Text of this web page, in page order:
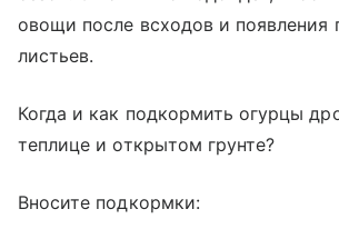
овощи после всходов и появления
листьев.
Когда и как подкормить огурцы
теплице и открытом грунте?
Вносите подкормки: